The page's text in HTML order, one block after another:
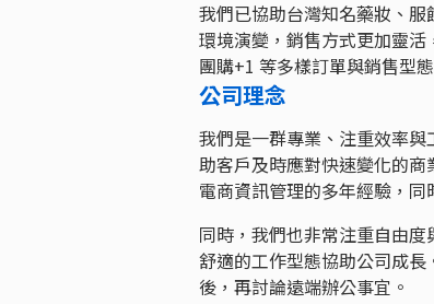
我們已協助台灣知名藥妝、
環境演變，銷售方式更加靈活
團購+1 等多樣訂單與銷售型
公司理念
我們是一群專業、注重效率
助客戶及時應對快速變化的
電商資訊管理的多年經驗，
同時，我們也非常注重自由
舒適的工作型態協助公司成
後，再討論遠端辦公事宜。